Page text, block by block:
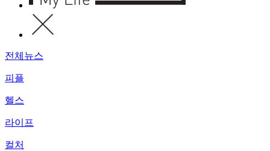
전체뉴스
피플
헬스
라이프
컬처